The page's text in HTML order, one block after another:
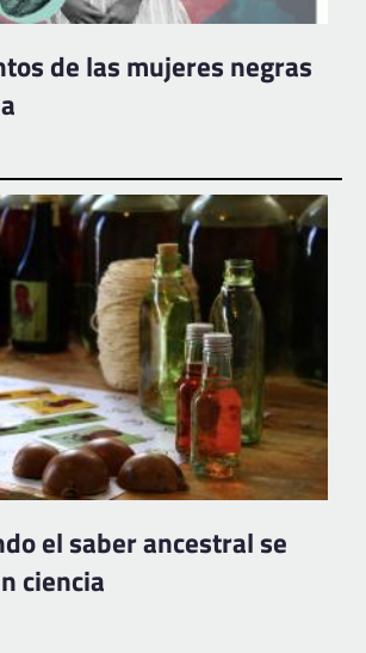
de las mujeres negras
el saber ancestral se
ciencia